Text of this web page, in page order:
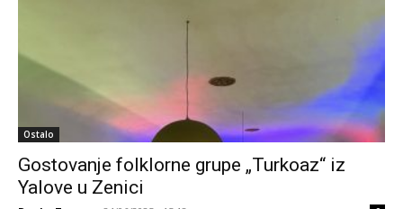
Ostalo
Gostovanje folklorne grupe „Turkoaz“ iz
Yalove u Zenici